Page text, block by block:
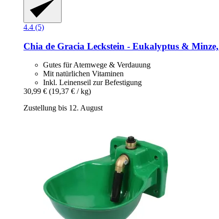
4.4 (5)
Chia de Gracia Leckstein -​ Eukalyptus &
Gutes für Atemwege & Verdauung
Mit natürlichen Vitaminen
Inkl. Leinenseil zur Befestigung
30,99 € (19,37 € / kg)
Zustellung bis 12. August